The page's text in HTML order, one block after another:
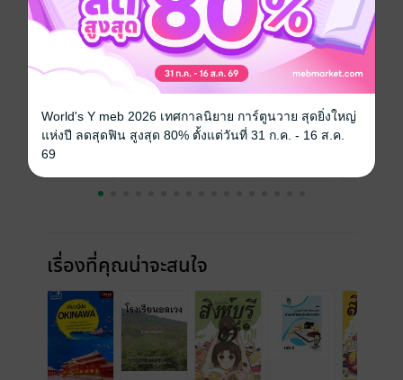
ราคาปก 15 บาท
ฉบับย้อนหลัง
เรื่องที่คุณน่าจะสนใจ
World's Y meb 2026 เทศกาลนิยาย การ์ตูนวาย สุดยิ่งใหญ่
แห่งปี ลดสุดฟิน สูงสุด 80% ตั้งแต่วันที่ 31 ก.ค. - 16 ส.ค.
69